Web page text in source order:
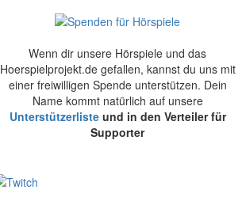
Wenn dir unsere Hörspiele und das
Hoerspielprojekt.de gefallen, kannst du uns mit
einer freiwilligen Spende unterstützen. Dein
Name kommt natürlich auf unsere
Unterstützerlisteund in den Verteiler für
Supporter